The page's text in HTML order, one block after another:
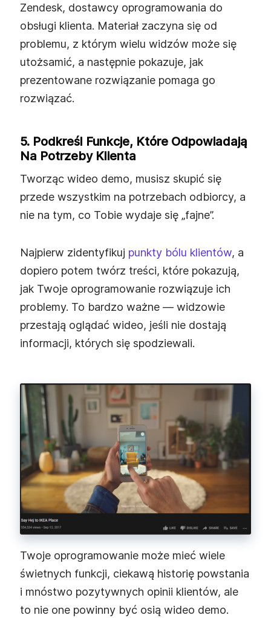
Zendesk, dostawcy oprogramowania do
obsługi klienta. Materiał zaczyna się od
problemu, z którym wielu widzów może się
utożsamić, a następnie pokazuje, jak
prezentowane rozwiązanie pomaga go
rozwiązać.
5. Podkreśl Funkcje, Które Odpowiadają
Na Potrzeby Klienta
Tworząc wideo demo, musisz skupić się
przede wszystkim na potrzebach odbiorcy, a
nie na tym, co Tobie wydaje się „fajne”.
Najpierw zidentyfikuj punkty bólu klientów, a
dopiero potem twórz treści, które pokazują,
jak Twoje oprogramowanie rozwiązuje ich
problemy. To bardzo ważne — widzowie
przestają oglądać wideo, jeśli nie dostają
informacji, których się spodziewali.
Twoje oprogramowanie może mieć wiele
świetnych funkcji, ciekawą historię powstania
i mnóstwo pozytywnych opinii klientów, ale
to nie one powinny być osią wideo demo.